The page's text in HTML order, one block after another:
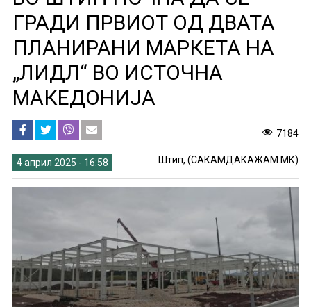
ГРАДИ ПРВИОТ ОД ДВАТА
ПЛАНИРАНИ МАРКЕТА НА
„ЛИДЛ“ ВО ИСТОЧНА
МАКЕДОНИЈА
7184
4 април 2025 - 16:58 Штип, (САКАМДАКАЖАМ.МК)